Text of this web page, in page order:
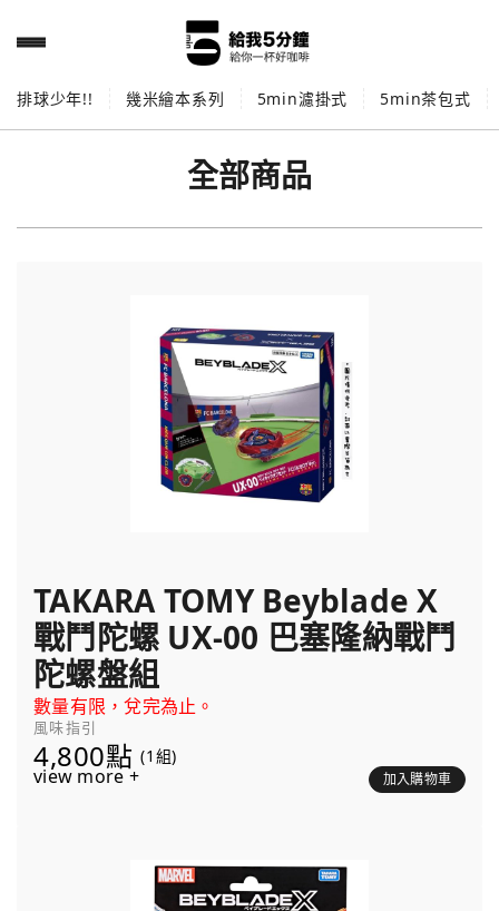
排球少年!! 幾米繪本系列 5min濾掛式 5min茶包式
全部商品
TAKARA TOMY Beyblade X
戰鬥陀螺 UX-00 巴塞隆納戰鬥
陀螺盤組
數量有限，兌完為止。
風味指引
4,800點 (1組)
view more + 加入購物車